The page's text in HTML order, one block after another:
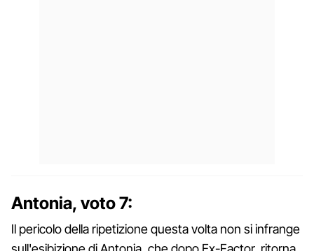
Antonia, voto 7:
Il pericolo della ripetizione questa volta non si infrange